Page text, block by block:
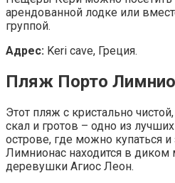
арендованной лодке или
группой.
Адрес: Keri cave, Греция.
Пляж Порто
Этот пляж с кристально
скал и гротов – одно из
острове, где можно купаться и
Лимнионас находится в диком
деревушки Агиос Леон.